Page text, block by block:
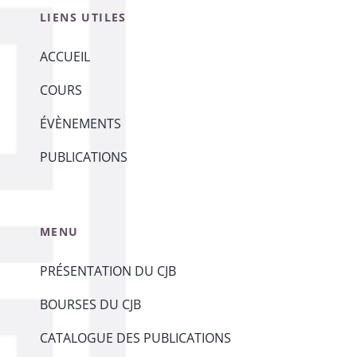
LIENS UTILES
ACCUEIL
COURS
ÉVÈNEMENTS
PUBLICATIONS
MENU
PRÉSENTATION DU CJB
BOURSES DU CJB
CATALOGUE DES PUBLICATIONS